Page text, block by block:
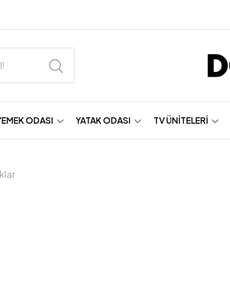
ODASI YATAK ODASI TV ÜNİTELERİ